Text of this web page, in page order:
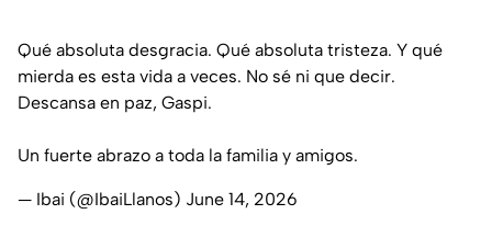
Qué absoluta desgracia. Qué absoluta tristeza. Y qué
mierda es esta vida a veces. No sé ni que decir.
Descansa en paz, Gaspi.
Un fuerte abrazo a toda la familia y amigos.
— Ibai (@IbaiLlanos) June 14, 2026